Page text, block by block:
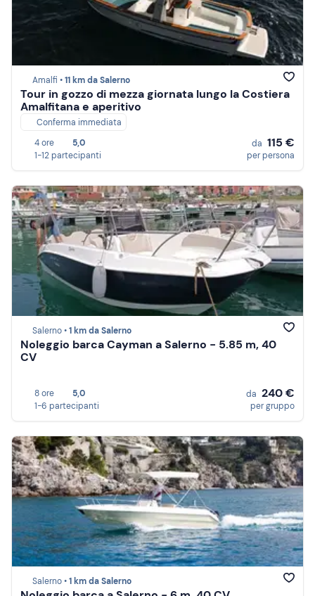
Amalfi •11 km da Salerno
Tour in gozzo di mezza giornata lungo la Costiera
Amalfitana e aperitivo
Conferma immediata
4 ore
5,0
1-12 partecipanti
da 115 €
per persona
Salerno •1 km da Salerno
Noleggio barca Cayman a Salerno - 5.85 m, 40
CV
8 ore
5,0
1-6 partecipanti
da 240 €
per gruppo
Salerno •1 km da Salerno